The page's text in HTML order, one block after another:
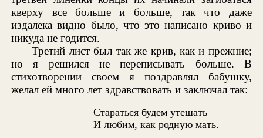
кверху все больше и больше, так что даже
издалека видно было, что это написано криво и
никуда не годится.
Третий лист был так же крив, как и прежние;
но я решился не переписывать больше. В
стихотворении своем я поздравлял бабушку,
желал ей много лет здравствовать и заключал так:
Стараться будем утешать
И любим, как родную мать.